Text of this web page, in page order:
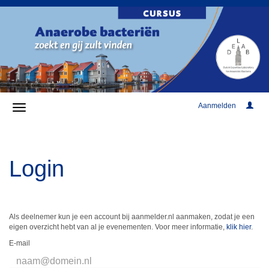
Aanmelden
Login
Als deelnemer kun je een account bij aanmelder.nl aanmaken, zodat je een
eigen overzicht hebt van al je evenementen. Voor meer informatie, klik hier.
E-mail